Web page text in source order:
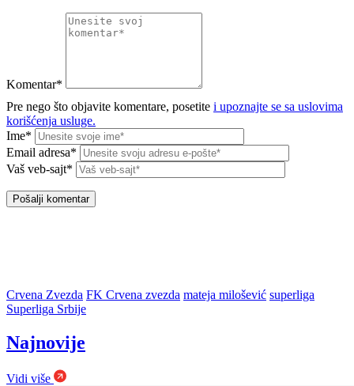
Komentar*
Pre nego što objavite komentare, posetite i upoznajte se sa uslovima
korišćenja usluge.
Ime*
Email adresa*
Vaš veb-sajt*
Crvena Zvezda FK Crvena zvezda mateja milošević superliga
Superliga Srbije
Najnovije
Vidi više